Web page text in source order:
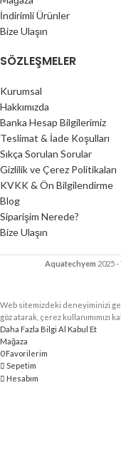
İndirimli Ürünler
Bize Ulaşın
SÖZLEŞMELER
Kurumsal
Hakkımızda
Banka Hesap Bilgilerimiz
Teslimat & İade Koşulları
Sıkça Sorulan Sorular
Gizlilik ve Çerez Politikaları
KVKK & Ön Bilgilendirme
Blog
Siparişim Nerede?
Bize Ulaşın
Aquatechyem 2025 -
Web sitemizdeki deneyiminizi
göz atarak, çerez kullanımımızı
Daha Fazla Bilgi Al Kabul Et
Mağaza
0Favorilerim
Sepetim
Hesabım